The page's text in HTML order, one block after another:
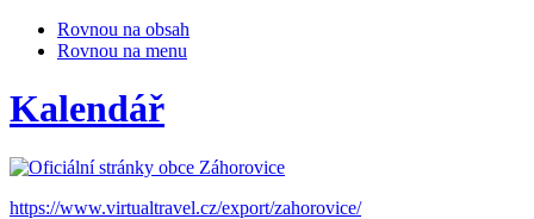
Rovnou na obsah
Rovnou na menu
Kalendář
https://www.virtualtravel.cz/export/zahorovice/